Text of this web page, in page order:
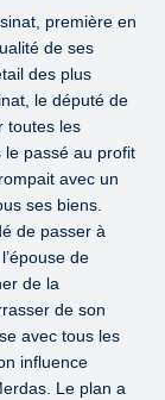
première en
de ses
des plus
le député de
toutes les
le passé au profit
avec un
ses biens.
de passer à
de
de la
de son
avec tous les
influence
Le plan a